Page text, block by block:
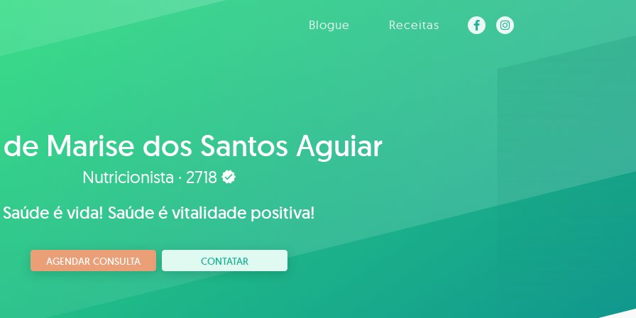
Blogue Receitas
Marise dos Santos Aguiar
Nutricionista · 2718
Saúde é vida! Saúde é vitalidade positiva!
AGENDAR CONSULTA CONTATAR